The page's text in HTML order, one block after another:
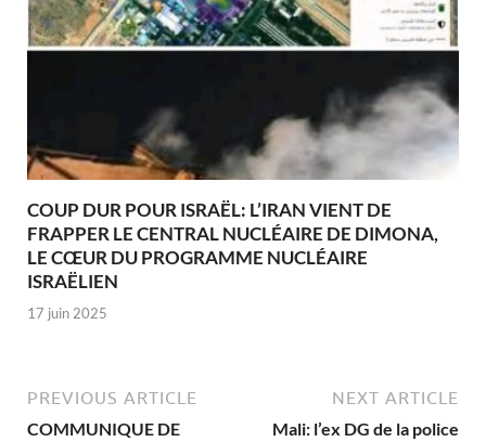
COUP DUR POUR ISRAËL: L’IRAN VIENT DE
FRAPPER LE CENTRAL NUCLÉAIRE DE DIMONA,
LE CŒUR DU PROGRAMME NUCLÉAIRE
ISRAËLIEN
17 juin 2025
PREVIOUS ARTICLE
COMMUNIQUE DE
NEXT ARTICLE
Mali: l’ex DG de la police